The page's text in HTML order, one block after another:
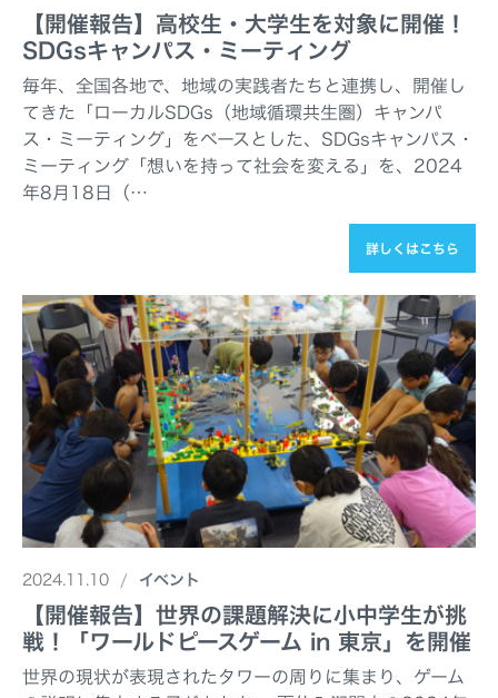
【開催報告】高校生・大学生を対象に開催！
SDGsキャンパス・ミーティング
毎年、全国各地で、地域の実践者たちと連携し、開催し
てきた「ローカルSDGs（地域循環共生圏）キャンパ
ス・ミーティング」をベースとした、SDGsキャンパス・
ミーティング「想いを持って社会を変える」を、2024
年8月18日（…
詳しくはこちら
2024.11.10 イベント
【開催報告】世界の課題解決に小中学生が挑
戦！「ワールドピースゲーム in 東京」を開催
世界の現状が表現されたタワーの周りに集まり、ゲーム